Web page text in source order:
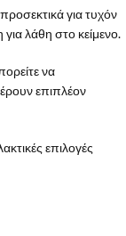
προσεκτικά για τυχόν
λάθη στο κείμενο.
να
επιπλέον
επιλογές